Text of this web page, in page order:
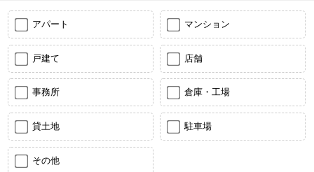
アパート マンション
戸建て 店舗
事務所 倉庫・工場
貸土地 駐車場
その他